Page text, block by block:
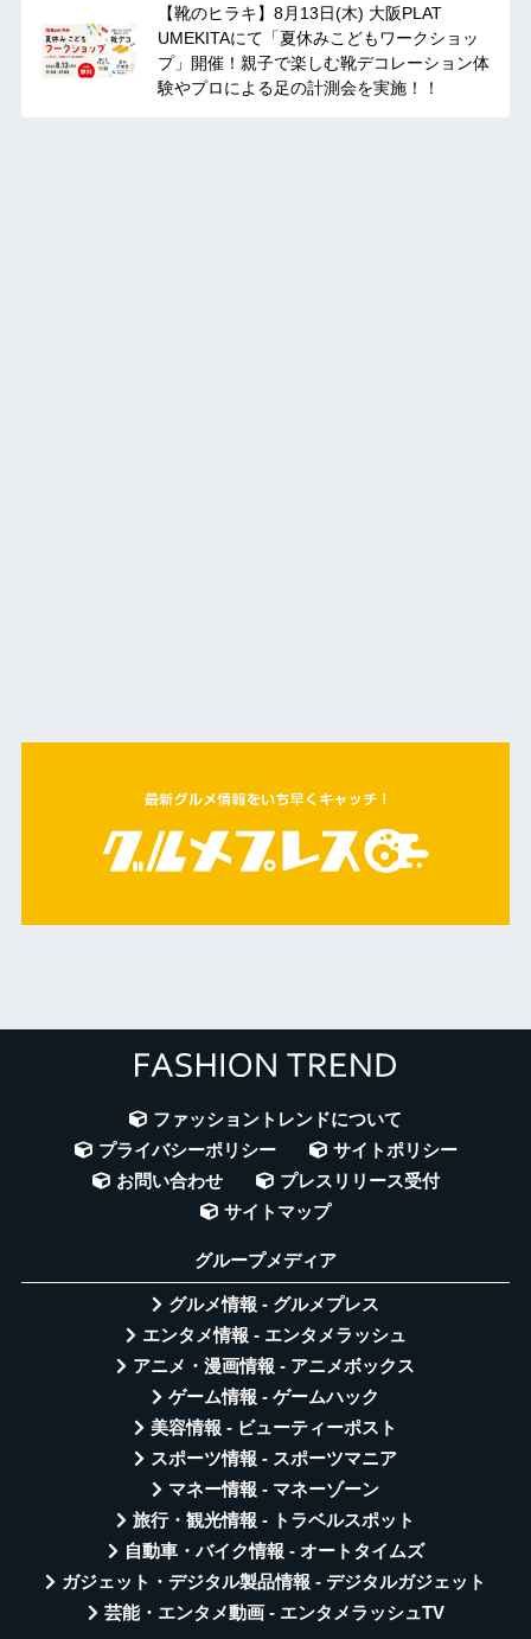
【靴のヒラキ】8月13日(木) 大阪PLAT
UMEKITAにて「夏休みこどもワークショッ
プ」開催！親子で楽しむ靴デコレーション体
験やプロによる足の計測会を実施！！
ファッショントレンドについて
プライバシーポリシー
サイトポリシー
お問い合わせ
プレスリリース受付
サイトマップ
グループメディア
グルメ情報 - グルメプレス
エンタメ情報 - エンタメラッシュ
アニメ・漫画情報 - アニメボックス
ゲーム情報 - ゲームハック
美容情報 - ビューティーポスト
スポーツ情報 - スポーツマニア
マネー情報 - マネーゾーン
旅行・観光情報 - トラベルスポット
自動車・バイク情報 - オートタイムズ
ガジェット・デジタル製品情報 - デジタルガジェット
芸能・エンタメ動画 - エンタメラッシュTV